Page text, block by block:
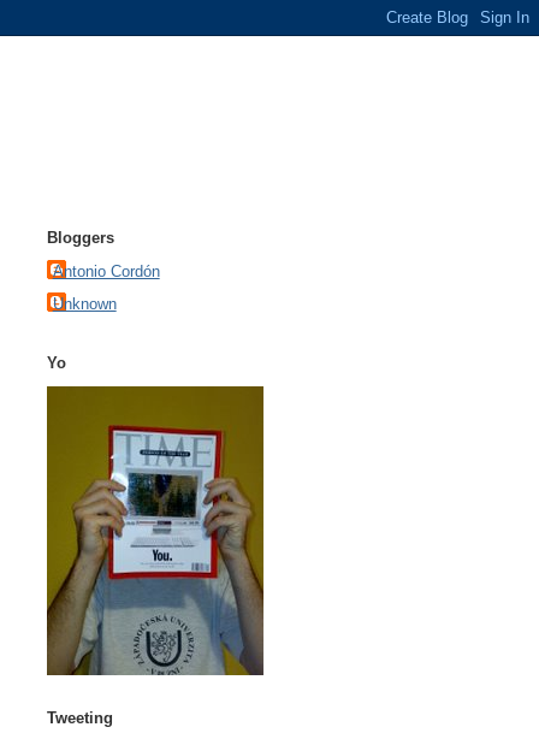
Bloggers
Antonio Cordón
Unknown
Yo
Tweeting